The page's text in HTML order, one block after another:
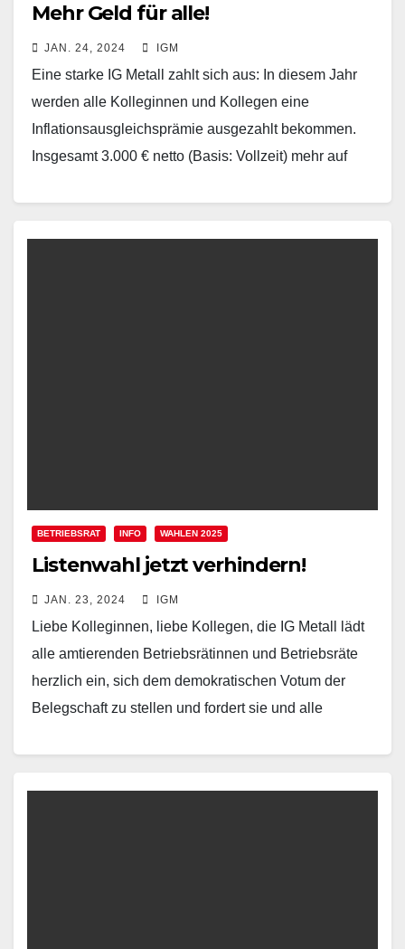
Mehr Geld für alle!
JAN. 24, 2024 IGM
Eine starke IG Metall zahlt sich aus: In diesem Jahr
werden alle Kolleginnen und Kollegen eine
Inflationsausgleichsprämie ausgezahlt bekommen.
Insgesamt 3.000 € netto (Basis: Vollzeit) mehr auf
BETRIEBSRAT INFO WAHLEN 2025
Listenwahl jetzt verhindern!
JAN. 23, 2024 IGM
Liebe Kolleginnen, liebe Kollegen, die IG Metall lädt
alle amtierenden Betriebsrätinnen und Betriebsräte
herzlich ein, sich dem demokratischen Votum der
Belegschaft zu stellen und fordert sie und alle